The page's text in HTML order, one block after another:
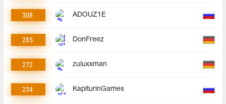
308 ADOUZ1E
285 DonFreez
272 zuluxxman
234 KapiturinGames